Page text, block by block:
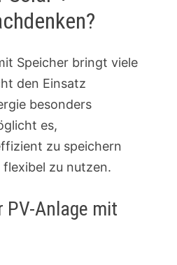
Speicher bringt viele
den Einsatz
besonders
es,
zu speichern
zu nutzen.
PV-Anlage mit